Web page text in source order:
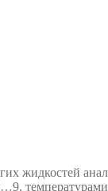
жидкостей